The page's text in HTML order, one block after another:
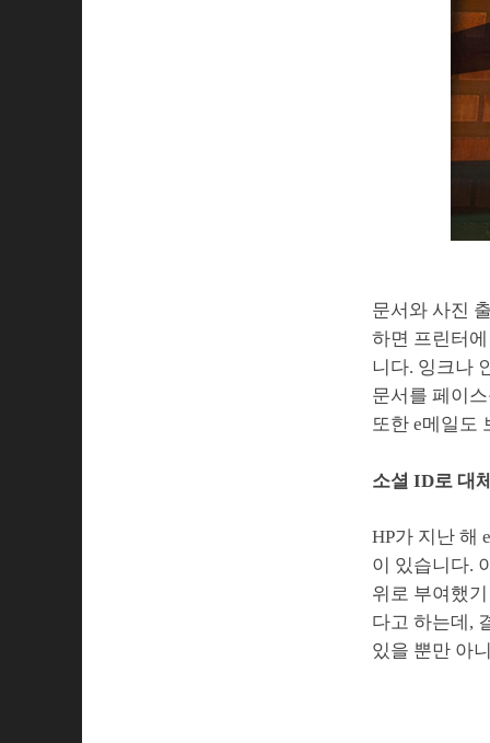
문서와 사진
하면 프린터
니다. 잉크나
문서를 페이
또한 e메일도
소셜 ID로 대
HP가 지난 해
이 있습니다.
위로 부여했
다고 하는데,
있을 뿐만 아